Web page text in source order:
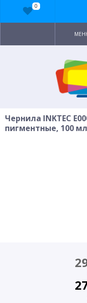
Чернила INKTEC
пигментные, 100
0